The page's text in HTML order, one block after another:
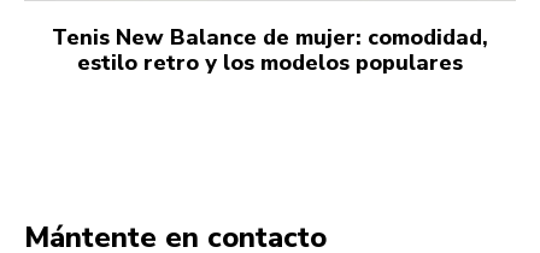
Tenis New Balance de mujer: comodidad,
estilo retro y los modelos populares
Mántente en contacto